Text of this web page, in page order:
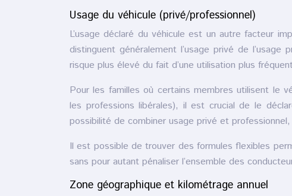
Usage du véhicule (privé/professionnel)
L’usage déclaré du véhicule est un autre facteur
distinguent généralement l’usage privé de
risque plus élevé du fait d’une utilisation plus
Pour les familles où certains membres utilisent le
les professions libérales), il est crucial de le
possibilité de combiner usage privé et
Il est possible de trouver des formules flexibles
sans pour autant pénaliser l’ensemble des
Zone géographique et kilométrage annuel